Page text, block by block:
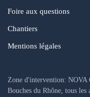
Foire aux questions
Chantiers
Mentions légales
Zone d'intervention: NOVA
Bouches du Rhône, tous